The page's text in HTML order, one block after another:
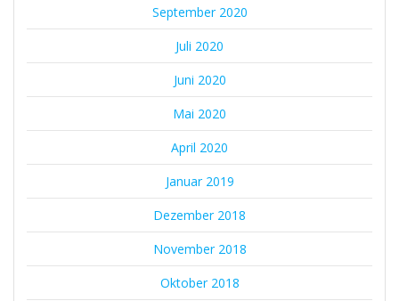
September 2020
Juli 2020
Juni 2020
Mai 2020
April 2020
Januar 2019
Dezember 2018
November 2018
Oktober 2018